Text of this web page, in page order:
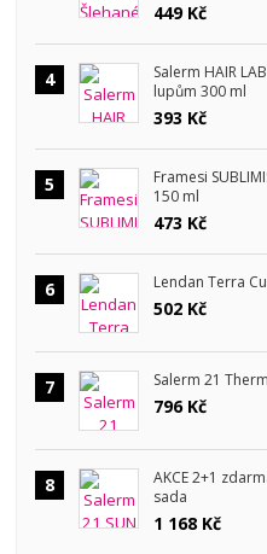
449 Kč
4
Salerm HAIR
lupům 300 ml
393 Kč
5
Framesi
150 ml
473 Kč
6 Lendan Terra
502 Kč
7 Salerm 21
796 Kč
8
AKCE 2+1
sada
1 168 Kč